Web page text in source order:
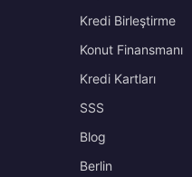
Kredi Birleştirme
Konut Finansmanı
Kredi Kartları
SSS
Blog
Berlin